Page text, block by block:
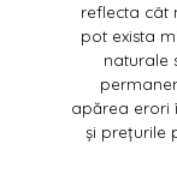
reflecta cât
pot exista
naturale
apărea erori
și prețurile